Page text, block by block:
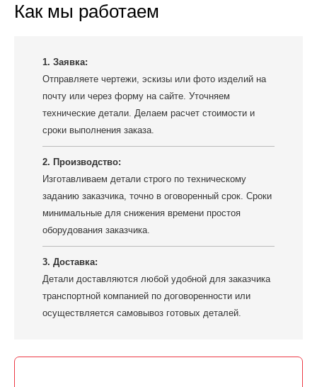
Как мы работаем
1. Заявка:
Отправляете чертежи, эскизы или фото изделий на
почту или через форму на сайте. Уточняем
технические детали. Делаем расчет стоимости и
сроки выполнения заказа.
2. Производство:
Изготавливаем детали строго по техническому
заданию заказчика, точно в оговоренный срок. Сроки
минимальные для снижения времени простоя
оборудования заказчика.
3. Доставка:
Детали доставляются любой удобной для заказчика
транспортной компанией по договоренности или
осуществляется самовывоз готовых деталей.